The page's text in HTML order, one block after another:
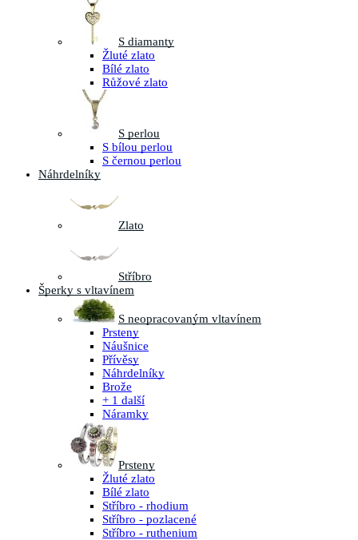
S diamanty
Žluté zlato
Bílé zlato
Růžové zlato
S perlou
S bílou perlou
S černou perlou
Náhrdelníky
Zlato
Stříbro
Šperky s vltavínem
S neopracovaným vltavínem
Prsteny
Náušnice
Přívěsy
Náhrdelníky
Brože
+ 1 další
Náramky
Prsteny
Žluté zlato
Bílé zlato
Stříbro - rhodium
Stříbro - pozlacené
Stříbro - ruthenium